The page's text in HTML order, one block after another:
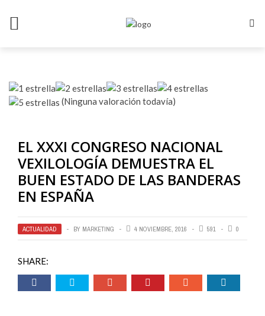
(Ninguna valoración todavía)
EL XXXI CONGRESO NACIONAL
VEXILOLOGÍA DEMUESTRA EL
BUEN ESTADO DE LAS BANDERAS
EN ESPAÑA
ACTUALIDAD BY MARKETING 4 NOVIEMBRE, 2016 591 0
SHARE: